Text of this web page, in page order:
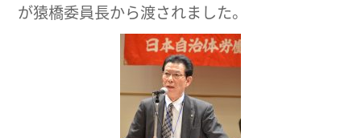
が猿橋委員長から渡されました。